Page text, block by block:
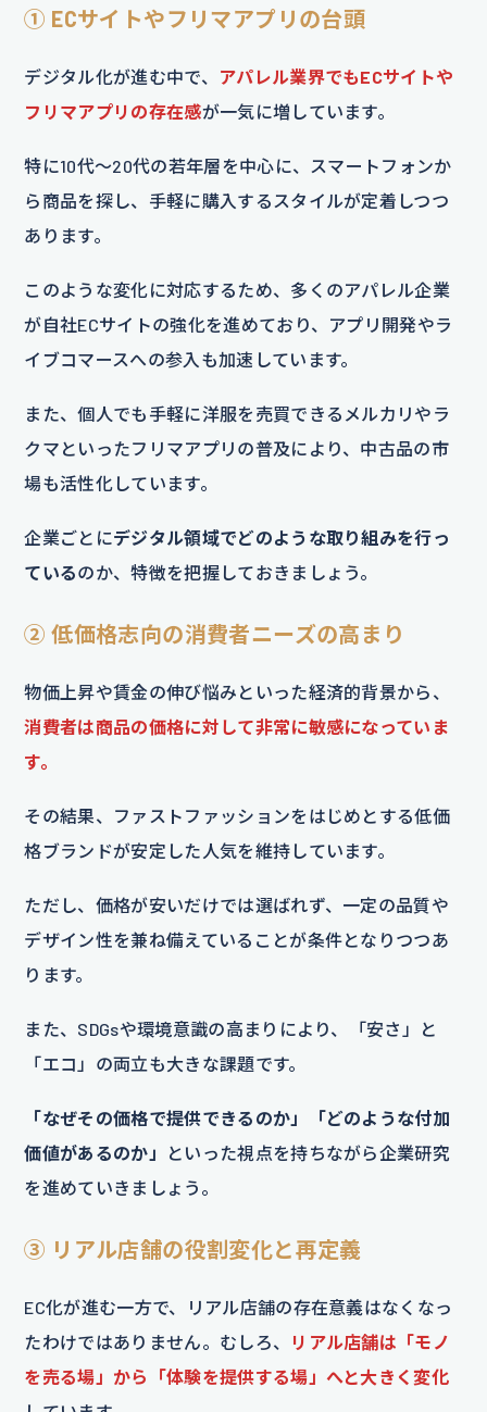
① ECサイトやフリマアプリの台頭
デジタル化が進む中で、
アパレル業界でもECサイトや
フリマアプリの存在感が一気に増しています。
特に10代〜20代の若年層を中心に、スマートフォンか
ら商品を探し、手軽に購入するスタイルが定着しつつ
あります。
このような変化に対応するため、多くのアパレル企業
が自社ECサイトの強化を進めており、アプリ開発やラ
イブコマースへの参入も加速しています。
また、個人でも手軽に洋服を売買できるメルカリやラ
クマといったフリマアプリの普及により、中古品の市
場も活性化しています。
企業ごとにデジタル領域でどのような取り組みを行っ
ているのか、特徴を把握しておきましょう。
② 低価格志向の消費者ニーズの高まり
物価上昇や賃金の伸び悩みといった経済的背景から、
消費者は商品の価格に対して非常に敏感になっていま
す。
その結果、ファストファッションをはじめとする低価
格ブランドが安定した人気を維持しています。
ただし、価格が安いだけでは選ばれず、一定の品質や
デザイン性を兼ね備えていることが条件となりつつあ
ります。
また、SDGsや環境意識の高まりにより、「安さ」と
「エコ」の両立も大きな課題です。
「なぜその価格で提供できるのか」「どのような付加
価値があるのか」
といった視点を持ちながら企業研究
を進めていきましょう。
③ リアル店舗の役割変化と再定義
EC化が進む一方で、リアル店舗の存在意義はなくなっ
たわけではありません。むしろ、
リアル店舗は「モノ
を売る場」から「体験を提供する場」へと大きく変化